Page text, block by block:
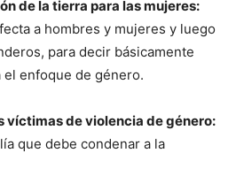
de la tierra para las mujeres:
a hombres y mujeres y luego
para decir básicamente
enfoque de género.
víctimas de violencia de género:
que debe condenar a la